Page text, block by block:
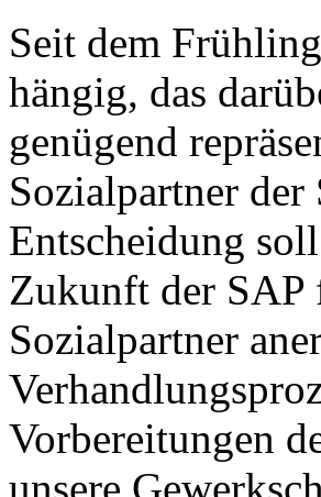
Seit dem
hängig, das
genügend
Sozialpartner der
Entscheidung
Zukunft der SAP
Sozialpartner
Vorbereitungen
unsere